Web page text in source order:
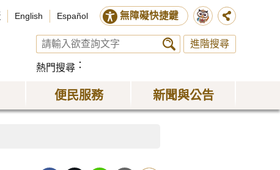
English Español 無障礙快捷鍵
進階搜尋
熱門搜尋
便民服務 新聞與公告